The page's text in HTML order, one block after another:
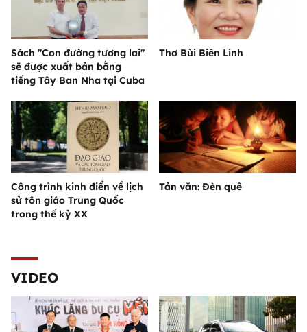
Sách "Con đường tương lai"
sẽ được xuất bản bằng
tiếng Tây Ban Nha tại Cuba
Thơ Bùi Biên Linh
Công trình kinh điển về lịch
sử tôn giáo Trung Quốc
trong thế kỷ XX
Tản văn: Đèn quê
VIDEO